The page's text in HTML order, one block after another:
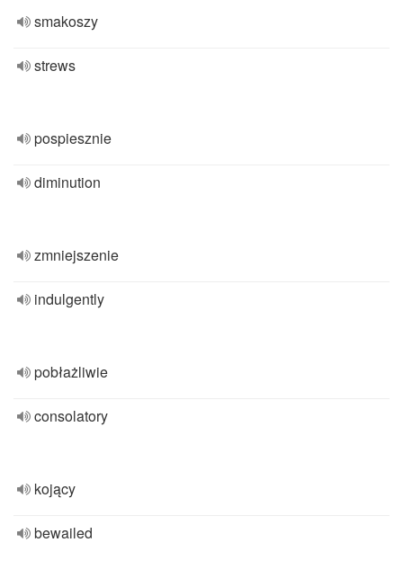
smakoszy
strews
pospiesznie
diminution
zmniejszenie
indulgently
pobłażliwie
consolatory
kojący
bewailed